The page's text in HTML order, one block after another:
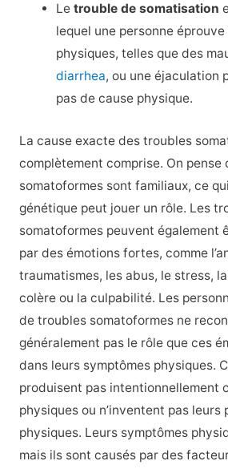
Letrouble de somatisation
lequel une personne
physiques, telles que des
diarrhea, ou une éjaculation
pas de cause physique.
La cause exacte des troubles
complètement comprise. On pense
somatoformes sont familiaux, ce
génétique peut jouer un rôle. Les
somatoformes peuvent également
par des émotions fortes, comme
traumatismes, les abus, le stress,
colère ou la culpabilité. Les
de troubles somatoformes ne
généralement pas le rôle que ces
dans leurs symptômes physiques.
produisent pas intentionnellement
physiques ou n’inventent pas leurs
physiques. Leurs symptômes
mais ils sont causés par des